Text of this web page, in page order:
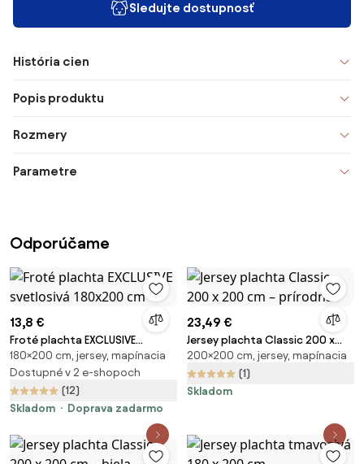
Sledujte dostupnosť
História cien
Popis produktu
Rozmery
Parametre
Odporúčame
13,8 €
Froté plachta EXCLUSIVE
svetlosivá 180x200 cm
180×200 cm, jersey, mapínacia
Dostupné v 2 e-shopoch
(12)
Skladom
Doprava zadarmo
23,49 €
Jersey plachta Classic 200 x
200 cm – prírodná
200×200 cm, jersey, mapínacia
(1)
Skladom